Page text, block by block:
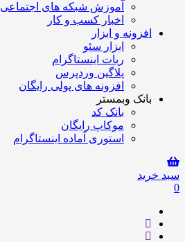
آموزش شبکه های اجتماعی
اخبار کسب و کار
افزونه و ابزار
ابزار سئو
ربات اینستاگرام
پلاگین وردپرس
افزونه های پولی رایگان
بانک وبمستر
بانک کد
موکاپ رایگان
استوری آماده اینستاگرام
سبد خرید
0